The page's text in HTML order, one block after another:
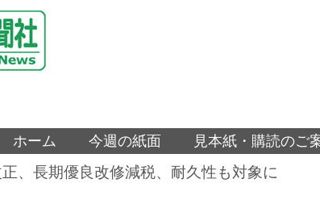
ホーム 今週の紙面 見本紙・購読のご
、長期優良改修減税、耐久性も対象に